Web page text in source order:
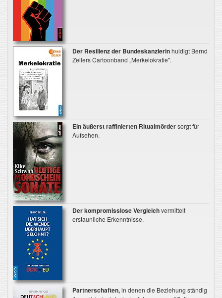
Der Resilienz der Bundeskanzlerinhuldigt Bernd
Zellers Cartoonband „Merkelokratie".
Ein äußerst raffinierten Ritualmördersorgt für
Aufsehen.
Der kompromisslose Vergleichvermittelt
erstaunliche Erkenntnisse.
Partnerschaften,in denen die Beziehung ständig